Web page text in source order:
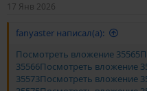
17 Янв 2026
fanyaster написал(а):
Посмотреть вложение 35565
35566Посмотреть вложение
35573Посмотреть вложение